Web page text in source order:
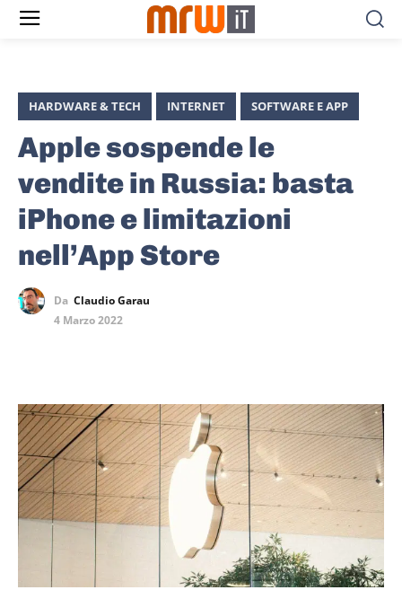
HARDWARE & TECH INTERNET SOFTWARE E APP
Apple sospende le
vendite in Russia: basta
iPhone e limitazioni
nell’App Store
Da Claudio Garau
4 Marzo 2022